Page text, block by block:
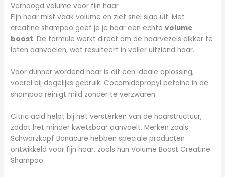
Verhoogd volume voor fijn haar
Fijn haar mist vaak volume en ziet snel slap uit. Met
creatine shampoo geef je je haar een echtevolume
boost. De formule werkt direct om de haarvezels dikker te
laten aanvoelen, wat resulteert in voller uitziend haar.
Voor dunner wordend haar is dit een ideale oplossing,
vooral bij dagelijks gebruik. Cocamidopropyl betaine in de
shampoo reinigt mild zonder te verzwaren.
Citric acid helpt bij het versterken van de haarstructuur,
zodat het minder kwetsbaar aanvoelt. Merken zoals
Schwarzkopf Bonacure hebben speciale producten
ontwikkeld voor fijn haar, zoals hun Volume Boost Creatine
Shampoo.